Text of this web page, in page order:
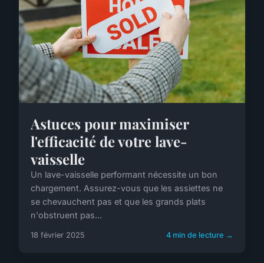
Astuces pour maximiser
l'efficacité de votre lave-
vaisselle
Un lave-vaisselle performant nécessite un bon
chargement. Assurez-vous que les assiettes ne
se chevauchent pas et que les grands plats
n'obstruent pas...
18 février 2025 4 min de lecture →